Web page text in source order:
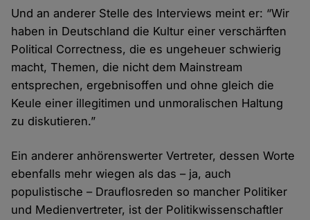
Und an anderer Stelle des Interviews meint er: “Wir
haben in Deutschland die Kultur einer verschärften
Political Correctness, die es ungeheuer schwierig
macht, Themen, die nicht dem Mainstream
entsprechen, ergebnisoffen und ohne gleich die
Keule einer illegitimen und unmoralischen Haltung
zu diskutieren.”
Ein anderer anhörenswerter Vertreter, dessen Worte
ebenfalls mehr wiegen als das – ja, auch
populistische – Drauflosreden so mancher Politiker
und Medienvertreter, ist der Politikwissenschaftler